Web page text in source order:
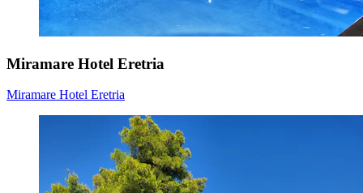
Miramare Hotel Eretria
Miramare Hotel Eretria